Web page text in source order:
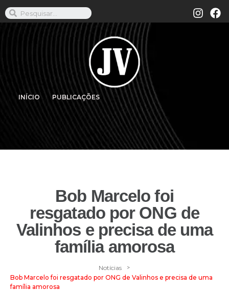
INÍCIO PUBLICAÇÕES
Bob Marcelo foi
resgatado por ONG de
Valinhos e precisa de uma
família amorosa
Notícias >
Bob Marcelo foi resgatado por ONG de Valinhos e precisa de uma
família amorosa